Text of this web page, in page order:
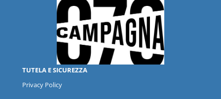
TUTELA E SICUREZZA
Privacy Policy